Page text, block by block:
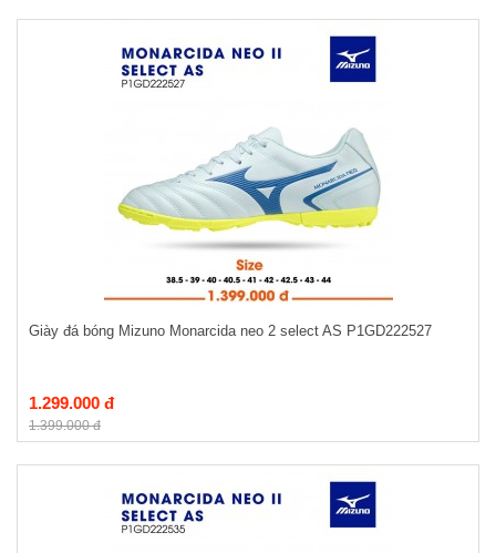
Giày đá bóng Mizuno Monarcida neo 2 select AS P1GD222527
1.299.000 đ
1.399.000 đ